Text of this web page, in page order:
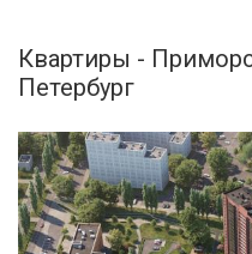
Квартиры -
Петербург